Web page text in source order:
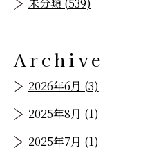
未分類 (539)
Archive
2026年6月 (3)
2025年8月 (1)
2025年7月 (1)